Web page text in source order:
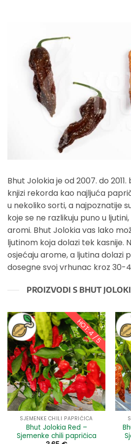
Bhut Jolokia je od 2007. do
knjizi rekorda kao najljuća
u nekoliko sorti, a najpoznatije
koje se ne razlikuju puno u
aromi. Bhut Jolokia vas lako
ljutinom koja dolazi tek kasnije.
osjećaju arome, a ljutina dolazi
dosegne svoj vrhunac kroz 30-
PROIZVODI S BHUT
HOT: 4 / 5
SJEMENKE CHILI PAPRIČICA
Bhut Jolokia Red –
Sjemenke chili papričica